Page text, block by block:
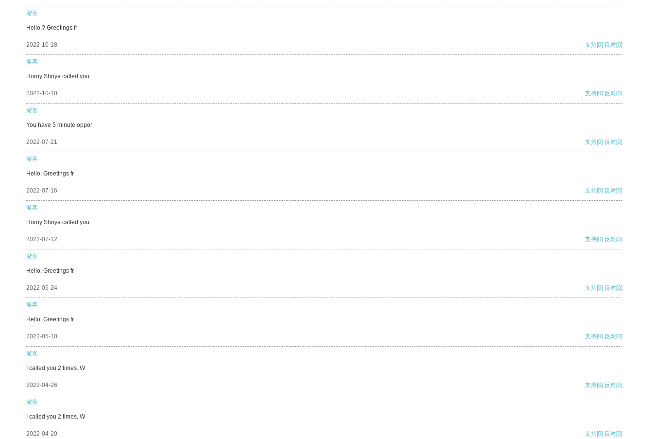
游客
Hello,? Greetings fr
2022-10-18 支持[0] 反对[0]
游客
Horny Shriya called you
2022-10-10 支持[0] 反对[0]
游客
You have 5 minute oppor
2022-07-21 支持[0] 反对[0]
游客
Hello, Greetings fr
2022-07-16 支持[0] 反对[0]
游客
Horny Shriya called you
2022-07-12 支持[0] 反对[0]
游客
Hello, Greetings fr
2022-05-24 支持[0] 反对[0]
游客
Hello, Greetings fr
2022-05-10 支持[0] 反对[0]
游客
I called you 2 times. W
2022-04-26 支持[0] 反对[0]
游客
I called you 2 times. W
2022-04-20 支持[0] 反对[0]